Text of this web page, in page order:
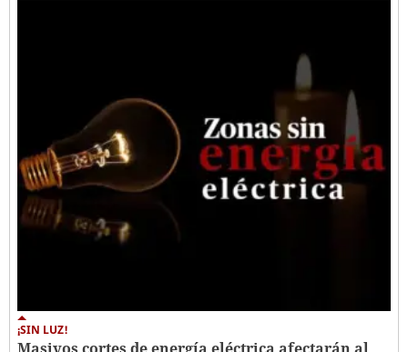
¡SIN LUZ!